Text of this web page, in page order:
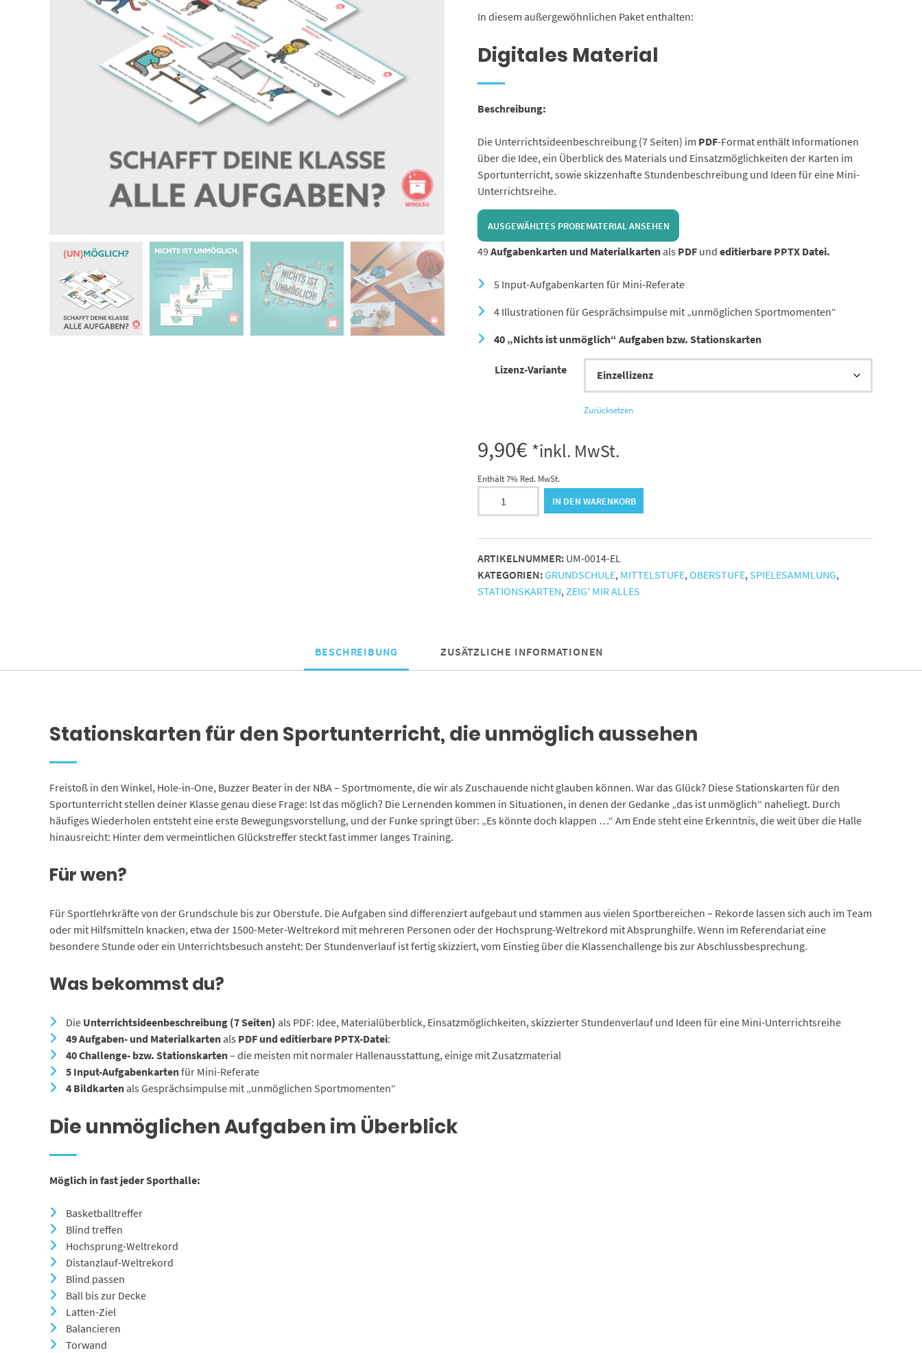
In diesem außergewöhnlichen Paket enthalten:
Digitales Material
Beschreibung:
Die Unterrichtsideenbeschreibung (7 Seiten) im PDF-Format enthält Informationen
über die Idee, ein Überblick des Materials und Einsatzmöglichkeiten der Karten im
Sportunterricht, sowie skizzenhafte Stundenbeschreibung und Ideen für eine Mini-
Unterrichtsreihe.
AUSGEWÄHLTES PROBEMATERIAL ANSEHEN
49Aufgabenkarten und Materialkarten als PDF und editierbare PPTX Datei.
5 Input-Aufgabenkarten für Mini-Referate
4 Illustrationen für Gesprächsimpulse mit „unmöglichen Sportmomenten“
40 „Nichts ist unmöglich“ Aufgaben bzw. Stationskarten
Lizenz-Variante
Zurücksetzen
9,90€ *inkl. MwSt.
Enthält 7% Red. MwSt.
[Digital]
Menge
IN DEN WARENKORB
ARTIKELNUMMER: UM-0014-EL
KATEGORIEN:GRUNDSCHULE, MITTELSTUFE,OBERSTUFE, SPIELESAMMLUNG,
STATIONSKARTEN,ZEIG' MIR ALLES
BESCHREIBUNG ZUSÄTZLICHE INFORMATIONEN
Stationskarten für den Sportunterricht, die unmöglich aussehen
Freistoß in den Winkel, Hole-in-One, Buzzer Beater in der NBA – Sportmomente, die wir als Zuschauende nicht glauben können. War das Glück? Diese Stationskarten für den
Sportunterricht stellen deiner Klasse genau diese Frage: Ist das möglich? Die Lernenden kommen in Situationen, in denen der Gedanke „das ist unmöglich“ naheliegt. Durch
häufiges Wiederholen entsteht eine erste Bewegungsvorstellung, und der Funke springt über: „Es könnte doch klappen …“ Am Ende steht eine Erkenntnis, die weit über die Halle
hinausreicht: Hinter dem vermeintlichen Glückstreffer steckt fast immer langes Training.
Für wen?
Für Sportlehrkräfte von der Grundschule bis zur Oberstufe. Die Aufgaben sind differenziert aufgebaut und stammen aus vielen Sportbereichen – Rekorde lassen sich auch im Team
oder mit Hilfsmitteln knacken, etwa der 1500-Meter-Weltrekord mit mehreren Personen oder der Hochsprung-Weltrekord mit Absprunghilfe. Wenn im Referendariat eine
besondere Stunde oder ein Unterrichtsbesuch ansteht: Der Stundenverlauf ist fertig skizziert, vom Einstieg über die Klassenchallenge bis zur Abschlussbesprechung.
Was bekommst du?
Die Unterrichtsideenbeschreibung (7 Seiten) als PDF: Idee, Materialüberblick, Einsatzmöglichkeiten, skizzierter Stundenverlauf und Ideen für eine Mini-Unterrichtsreihe
49 Aufgaben- und Materialkartenals PDF und editierbare PPTX-Datei:
40 Challenge- bzw. Stationskarten– die meisten mit normaler Hallenausstattung, einige mit Zusatzmaterial
5 Input-Aufgabenkartenfür Mini-Referate
4 Bildkartenals Gesprächsimpulse mit „unmöglichen Sportmomenten“
Die unmöglichen Aufgaben im Überblick
Möglich in fast jeder Sporthalle:
Basketballtreffer
Blind treffen
Hochsprung-Weltrekord
Distanzlauf-Weltrekord
Blind passen
Ball bis zur Decke
Latten-Ziel
Balancieren
Torwand